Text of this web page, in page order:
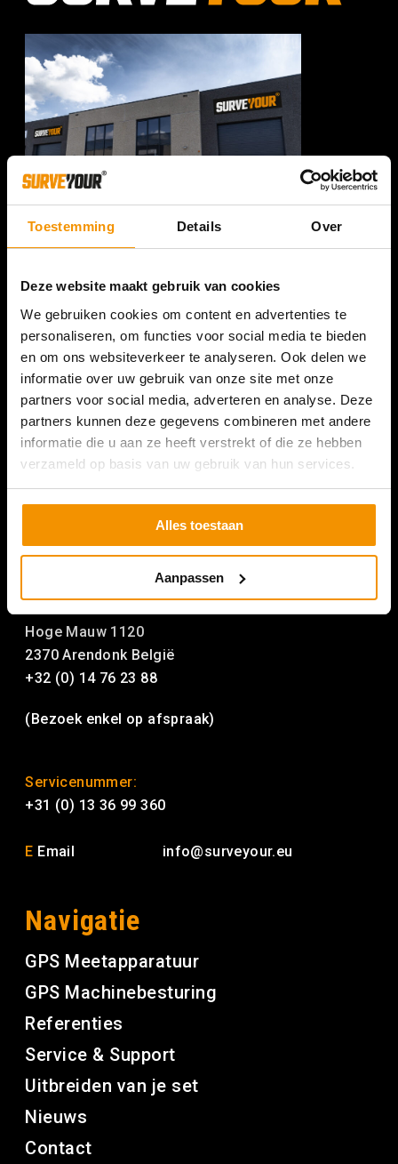
Toestemming Details Over
Deze website maakt gebruik van cookies
We gebruiken cookies om content en advertenties te
personaliseren, om functies voor social media te bieden
en om ons websiteverkeer te analyseren. Ook delen we
informatie over uw gebruik van onze site met onze
partners voor social media, adverteren en analyse. Deze
partners kunnen deze gegevens combineren met andere
informatie die u aan ze heeft verstrekt of die ze hebben
verzameld op basis van uw gebruik van hun services.
Alles toestaan
Aanpassen
SURVEYOUR NEDERLAND
5349 AL Oss
+31 (0) 412 74 80 27
(Bezoek enkel op afspraak)
Hoge Mauw 1120
2370 Arendonk België
+32 (0) 14 76 23 88
(Bezoek enkel op afspraak)
Servicenummer:
+31 (0) 13 36 99 360
E Email info@surveyour.eu
Navigatie
GPS Meetapparatuur
GPS Machinebesturing
Referenties
Service & Support
Uitbreiden van je set
Nieuws
Contact